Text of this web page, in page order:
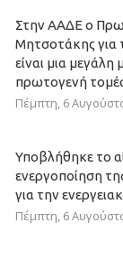
Στην ΑΑΔΕ ο
Μητσοτάκης για
είναι μια μεγάλη
πρωτογενή
Πέμπτη, 6
Υποβλήθηκε το
ενεργοποίηση
για την
Πέμπτη, 6